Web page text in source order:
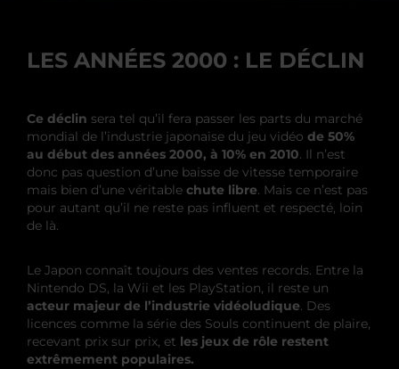
LES ANNÉES 2000 : LE DÉCLIN
Ce déclin sera tel qu’il fera passer les parts du marché
mondial de l’industrie japonaise du jeu vidéo de 50%
au début des années 2000, à 10% en 2010. Il n’est
donc pas question d’une baisse de vitesse temporaire
mais bien d’une véritable chute libre. Mais ce n’est pas
pour autant qu’il ne reste pas influent et respecté, loin
de là.
Le Japon connaît toujours des ventes records. Entre la
Nintendo DS, la Wii et les PlayStation, il reste un
acteur majeur de l’industrie vidéoludique. Des
licences comme la série des Souls continuent de plaire,
recevant prix sur prix, et les jeux de rôle restent
extrêmement populaires.